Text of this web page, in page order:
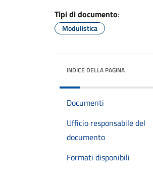
Tipi di documento:
Modulistica
INDICE DELLA PAGINA
Documenti
Ufficio responsabile del
documento
Formati disponibili